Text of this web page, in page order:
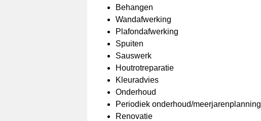
Behangen
Wandafwerking
Plafondafwerking
Spuiten
Sauswerk
Houtrotreparatie
Kleuradvies
Onderhoud
Periodiek onderhoud/meerjarenplanning
Renovatie